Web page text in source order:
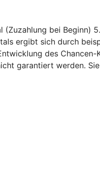
(Zuzahlung bei Beginn)
ergibt sich durch
des
garantiert werden.